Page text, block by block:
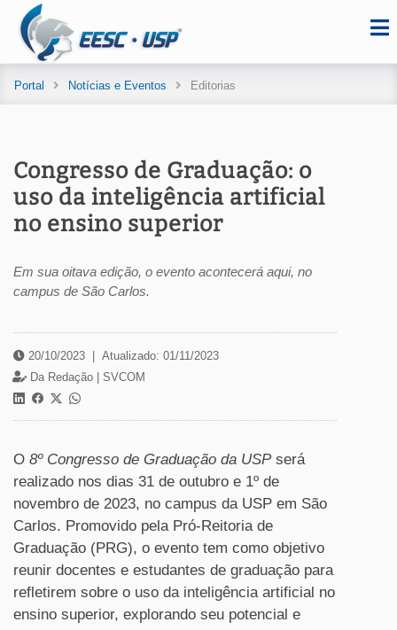
Portal Notícias e Eventos Editorias
Congresso de Graduação: o
uso da inteligência artificial
no ensino superior
Em sua oitava edição, o evento acontecerá aqui, no
campus de São Carlos.
20/10/2023
Atualizado: 01/11/2023
Da Redação | SVCOM
O 8º Congresso de Graduação da USPserá
realizado nos dias 31 de outubro e 1º de
novembro de 2023, no campus da USP em São
Carlos. Promovido pela Pró-Reitoria de
Graduação (PRG), o evento tem como objetivo
reunir docentes e estudantes de graduação para
refletirem sobre o uso da inteligência artificial no
ensino superior, explorando seu potencial e